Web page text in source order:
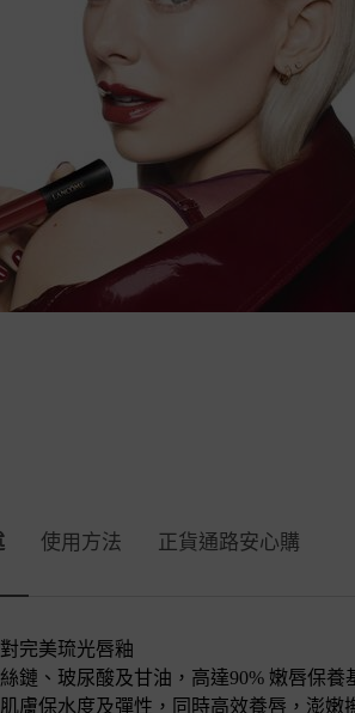
使用方法 正貨通路安心購
完美琉光唇釉
鏈、玻尿酸及甘油，高達90% 嫩唇保養
膚保水度及彈性，同時高效養唇，澎嫩